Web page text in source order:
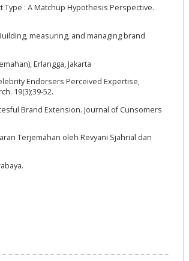
: A Matchup Hypothesis Perspective.
measuring, and managing brand
Erlangga, Jakarta
Endorsers Perceived Expertise,
19(3);39-52.
Brand Extension. Journal of Cunsomers
Terjemahan oleh Revyani Sjahrial dan